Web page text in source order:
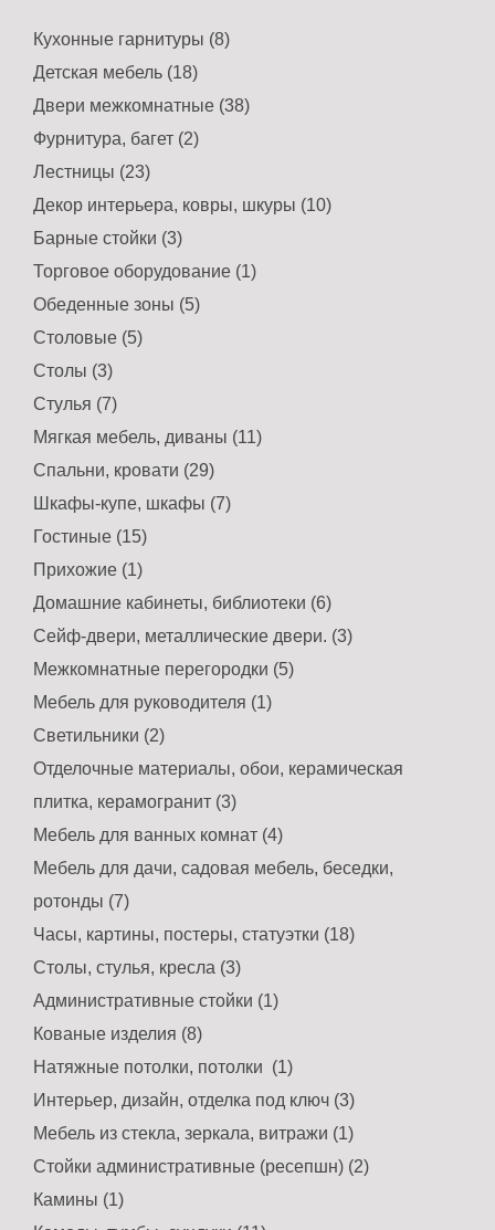
Кухонные гарнитуры (8)
Детская мебель (18)
Двери межкомнатные (38)
Фурнитура, багет (2)
Лестницы (23)
Декор интерьера, ковры, шкуры (10)
Барные стойки (3)
Торговое оборудование (1)
Обеденные зоны (5)
Столовые (5)
Столы (3)
Стулья (7)
Мягкая мебель, диваны (11)
Спальни, кровати (29)
Шкафы-купе, шкафы (7)
Гостиные (15)
Прихожие (1)
Домашние кабинеты, библиотеки (6)
Сейф-двери, металлические двери. (3)
Межкомнатные перегородки (5)
Мебель для руководителя (1)
Светильники (2)
Отделочные материалы, обои, керамическая
плитка, керамогранит (3)
Мебель для ванных комнат (4)
Мебель для дачи, садовая мебель, беседки,
ротонды (7)
Часы, картины, постеры, статуэтки (18)
Столы, стулья, кресла (3)
Административные стойки (1)
Кованые изделия (8)
Натяжные потолки, потолки (1)
Интерьер, дизайн, отделка под ключ (3)
Мебель из стекла, зеркала, витражи (1)
Стойки административные (ресепшн) (2)
Камины (1)